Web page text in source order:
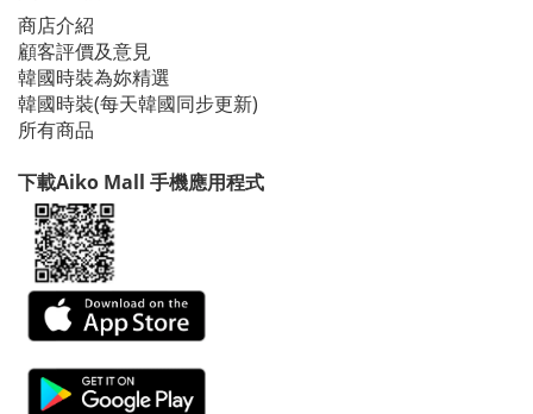
商店介紹
顧客評價及意見
韓國時裝為妳精選
韓國時裝(每天韓國同步更新)
所有商品
下載Aiko Mall 手機應用程式